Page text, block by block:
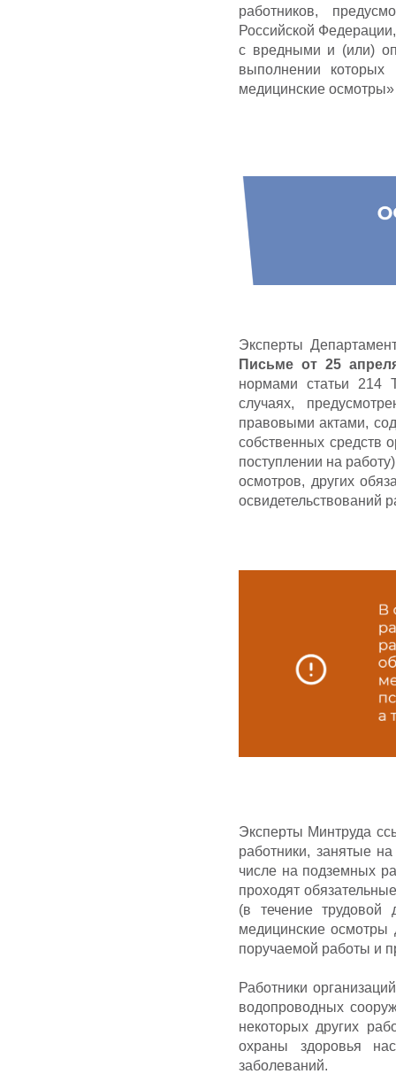
работников,
Российской
с вредными и (или)
выполнении которых
медицинские
Эксперты
Письме от 25
нормами статьи 214
случаях,
правовыми актами,
собственных средств
поступлении на
осмотров, других
освидетельствований
Эксперты Минтруда
работники, занятые
числе на подземных
проходят
(в течение
медицинские осмотры
поручаемой работы и
Работники
водопроводных
некоторых других
охраны здоровья
заболеваний.